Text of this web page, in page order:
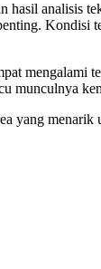
hasil analisis
mengalami
munculnya
yang